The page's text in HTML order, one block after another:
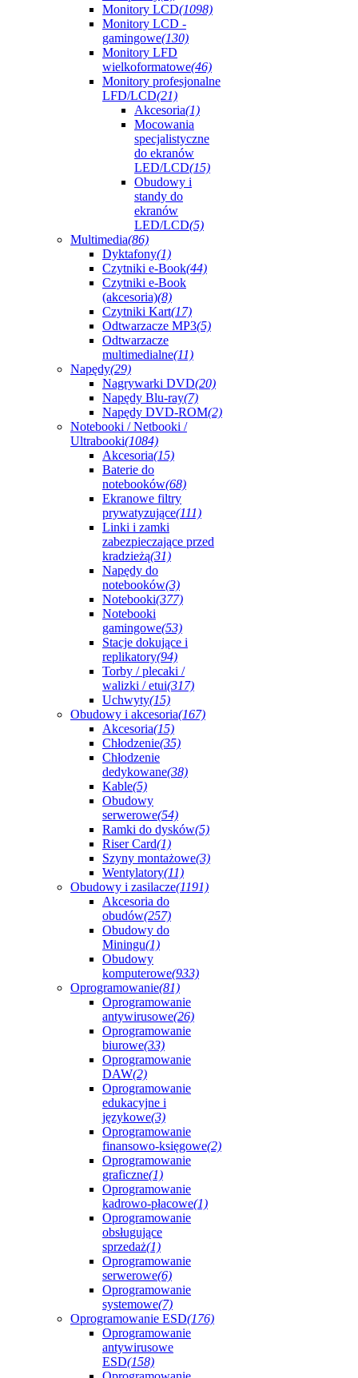
Monitory LCD(1098)
Monitory LCD -
gamingowe(130)
Monitory LFD
wielkoformatowe(46)
Monitory profesjonalne
LFD/LCD(21)
Akcesoria(1)
Mocowania
specjalistyczne
do ekranów
LED/LCD(15)
Obudowy i
standy do
ekranów
LED/LCD(5)
Multimedia(86)
Dyktafony(1)
Czytniki e-Book(44)
Czytniki e-Book
(akcesoria)(8)
Czytniki Kart(17)
Odtwarzacze MP3(5)
Odtwarzacze
multimedialne(11)
Napędy(29)
Nagrywarki DVD(20)
Napędy Blu-ray(7)
Napędy DVD-ROM(2)
Notebooki / Netbooki /
Ultrabooki(1084)
Akcesoria(15)
Baterie do
notebooków(68)
Ekranowe filtry
prywatyzujące(111)
Linki i zamki
zabezpieczające przed
kradzieżą(31)
Napędy do
notebooków(3)
Notebooki(377)
Notebooki
gamingowe(53)
Stacje dokujące i
replikatory(94)
Torby / plecaki /
walizki / etui(317)
Uchwyty(15)
Obudowy i akcesoria(167)
Akcesoria(15)
Chłodzenie(35)
Chłodzenie
dedykowane(38)
Kable(5)
Obudowy
serwerowe(54)
Ramki do dysków(5)
Riser Card(1)
Szyny montażowe(3)
Wentylatory(11)
Obudowy i zasilacze(1191)
Akcesoria do
obudów(257)
Obudowy do
Miningu(1)
Obudowy
komputerowe(933)
Oprogramowanie(81)
Oprogramowanie
antywirusowe(26)
Oprogramowanie
biurowe(33)
Oprogramowanie
DAW(2)
Oprogramowanie
edukacyjne i
językowe(3)
Oprogramowanie
finansowo-księgowe(2)
Oprogramowanie
graficzne(1)
Oprogramowanie
kadrowo-płacowe(1)
Oprogramowanie
obsługujące
sprzedaż(1)
Oprogramowanie
serwerowe(6)
Oprogramowanie
systemowe(7)
Oprogramowanie ESD(176)
Oprogramowanie
antywirusowe
ESD(158)